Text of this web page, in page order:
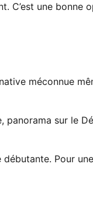
C’est une
méconnue
sur le
Pour